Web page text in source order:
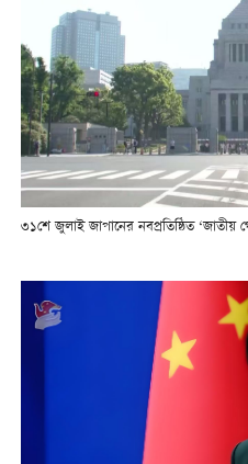
৩১শে জুলাই জাপানের নবপ্রতিষ্ঠিত ‘জাতীয়